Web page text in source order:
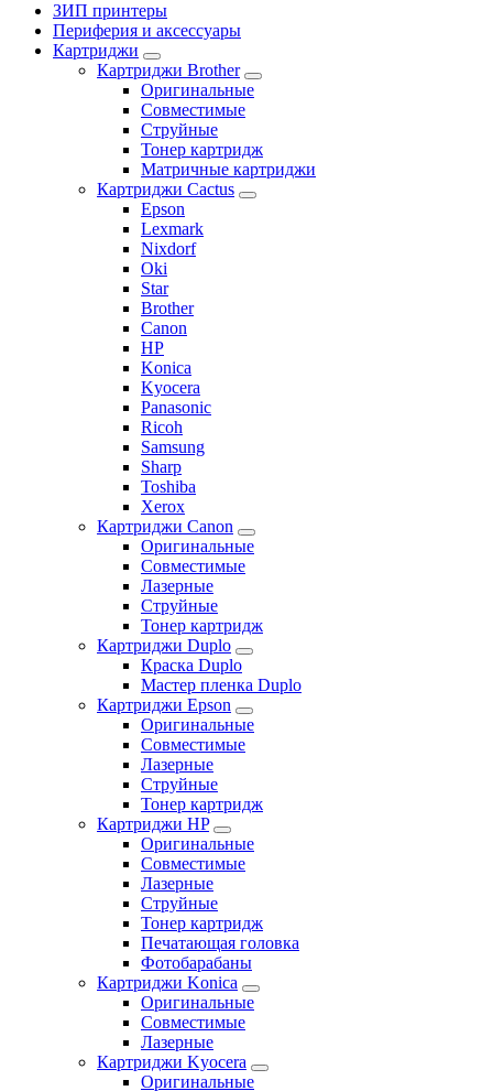
ЗИП принтеры
Периферия и аксессуары
Картриджи
Картриджи Brother
Оригинальные
Совместимые
Струйные
Тонер картридж
Матричные картриджи
Картриджи Cactus
Epson
Lexmark
Nixdorf
Oki
Star
Brother
Canon
HP
Konica
Kyocera
Panasonic
Ricoh
Samsung
Sharp
Toshiba
Xerox
Картриджи Canon
Оригинальные
Совместимые
Лазерные
Струйные
Тонер картридж
Картриджи Duplo
Краска Duplo
Мастер пленка Duplo
Картриджи Epson
Оригинальные
Совместимые
Лазерные
Струйные
Тонер картридж
Картриджи HP
Оригинальные
Совместимые
Лазерные
Струйные
Тонер картридж
Печатающая головка
Фотобарабаны
Картриджи Konica
Оригинальные
Совместимые
Лазерные
Картриджи Kyocera
Оригинальные